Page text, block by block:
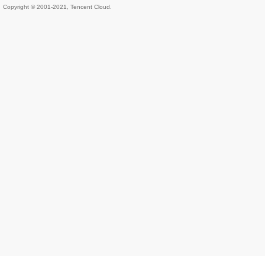
Copyright © 2001-2021, Tencent Cloud.